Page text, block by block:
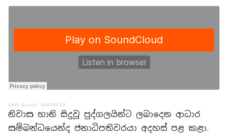
Neth Sound · ANURA 03
නිවාස හානි සිදුවූ පුද්ගලයින්ට ලබාදෙන ආධාර
සම්බන්ධයෙන්ද ජනාධිපතිවරයා අදහස් පළ කළා.